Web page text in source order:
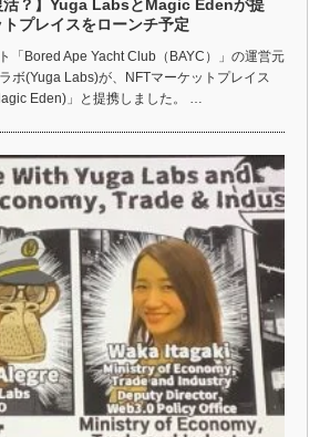
活？】Yuga LabsとMagic Edenが提
プレイスをローンチ予定
「Bored Ape Yacht Club（BAYC）」の運営元
ボ(Yuga Labs)が、NFTマーケットプレイス
Eden)」と提携しました。 …